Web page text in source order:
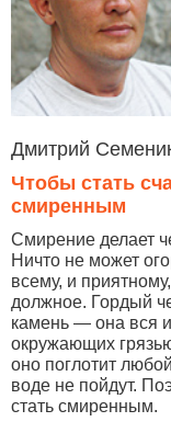
Дмитрий
Чтобы стать
смиренным
Смирение делает
Ничто не может
всему, и
должное. Гордый
камень — она вся
окружающих
оно поглотит
воде не пойдут.
стать смиренным.